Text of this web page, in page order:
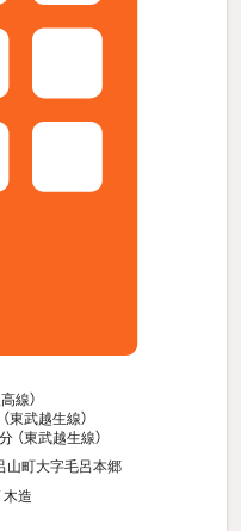
線）
東武越生線）
分 （東武越生線）
山町大字毛呂本郷
造